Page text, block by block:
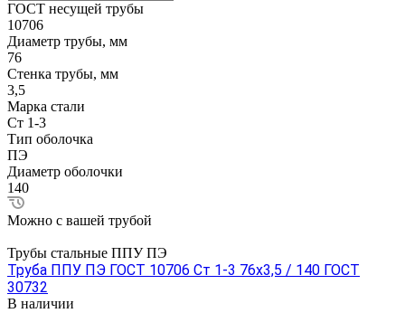
ГОСТ несущей трубы
10706
Диаметр трубы, мм
76
Стенка трубы, мм
3,5
Марка стали
Ст 1-3
Тип оболочка
ПЭ
Диаметр оболочки
140
Можно с вашей трубой
Трубы стальные ППУ ПЭ
Труба ППУ ПЭ ГОСТ 10706 Ст 1-3 76x3,5 / 140 ГОСТ
30732
В наличии